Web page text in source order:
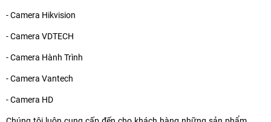
- Camera Hikvision
- Camera VDTECH
- Camera Hành Trình
- Camera Vantech
- Camera HD